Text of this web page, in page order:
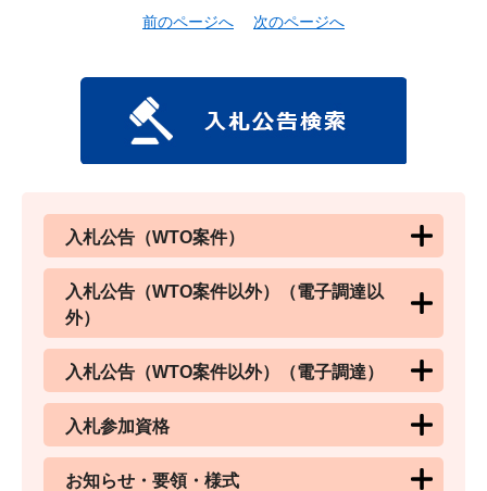
前のページへ 次のページへ
入札公告（WTO案件）
入札公告（WTO案件以外）（電子調達以
外）
入札公告（WTO案件以外）（電子調達）
入札参加資格
お知らせ・要領・様式